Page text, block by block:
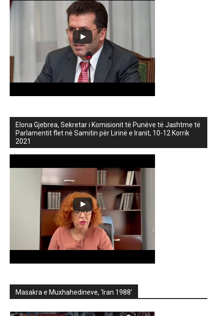
Elona Gjebrea, Sekretar i Komisionit të Punëve të Jashtme të
Parlamentit flet në Samitin për Lirinë e Iranit, 10-12 Korrik
2021
Masakra e Muxhahedineve, ‘Iran 1988’